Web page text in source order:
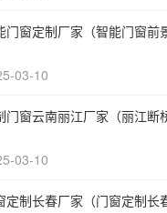
门窗定制厂家（智能门窗前
03-10
门窗云南丽江厂家（丽江断
03-10
定制长春厂家（门窗定制长